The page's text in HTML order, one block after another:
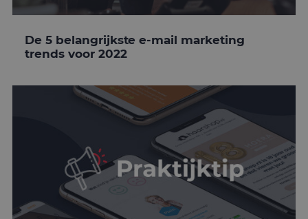
De 5 belangrijkste e-mail marketing
trends voor 2022